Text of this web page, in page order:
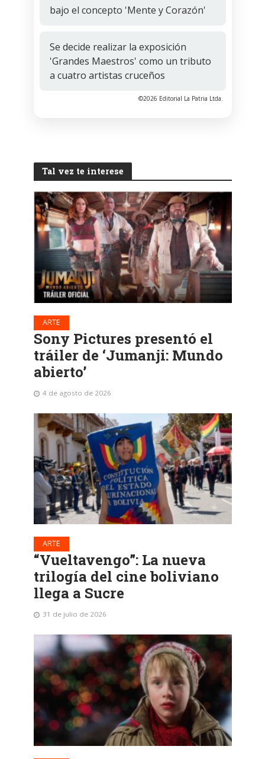
bajo el concepto 'Mente y Corazón'
Se decide realizar la exposición
'Grandes Maestros' como un tributo
a cuatro artistas cruceños
©2026 Editorial La Patria Ltda.
Tal vez te interese
ARTE
Sony Pictures presentó el
tráiler de ‘Jumanji: Mundo
abierto’
4 de agosto de 2026
ARTE
“Vueltavengo”: La nueva
trilogía del cine boliviano
llega a Sucre
31 de julio de 2026